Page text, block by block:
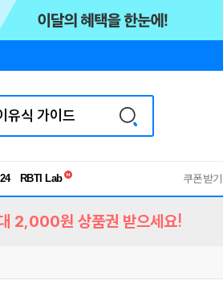
독서유형검사
쿠폰받기
2,000원 상품권 받으세요!